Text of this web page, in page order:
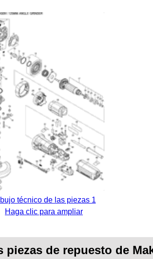
técnico de las piezas 1
Haga clic para ampliar
piezas de repuesto de